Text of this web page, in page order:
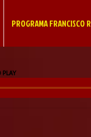
PROGRAMA FRANCISCO
PLAY